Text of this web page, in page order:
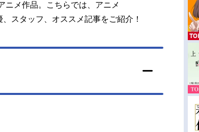
ニメ作品。こちらでは、アニメ
スタッフ、オススメ記事をご紹介！